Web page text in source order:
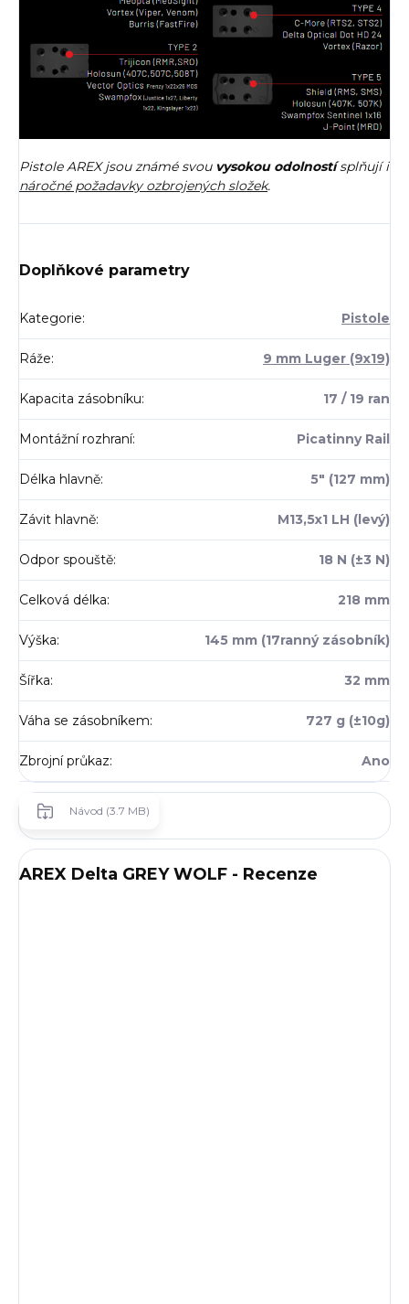
Pistole AREX jsou známé svou vysokou odolnostísplňují i
náročné požadavky ozbrojených složek.
Doplňkové parametry
Kategorie: Pistole
Ráže: 9 mm Luger (9x19)
Kapacita zásobníku: 17 / 19 ran
Montážní rozhraní: Picatinny Rail
Délka hlavně: 5" (127 mm)
Závit hlavně: M13,5x1 LH (levý)
Odpor spouště: 18 N (±3 N)
Celková délka: 218 mm
Výška: 145 mm (17ranný zásobník)
Šířka: 32 mm
Váha se zásobníkem: 727 g (±10g)
Zbrojní průkaz: Ano
Návod (3.7 MB)
AREX Delta GREY WOLF - Recenze